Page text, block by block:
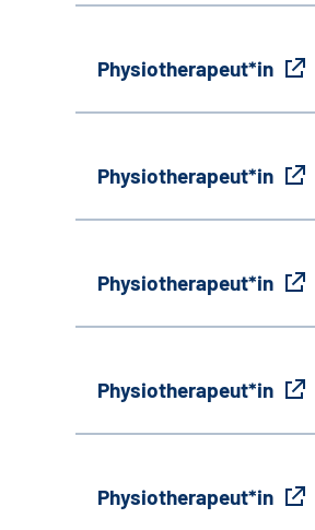
Physiotherapeut*in
Physiotherapeut*in
Physiotherapeut*in
Physiotherapeut*in
Physiotherapeut*in